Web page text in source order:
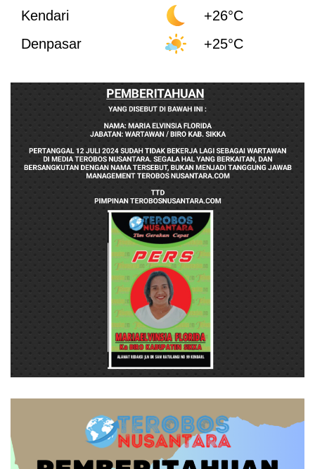
Kendari
+26°C
Denpasar
+25°C